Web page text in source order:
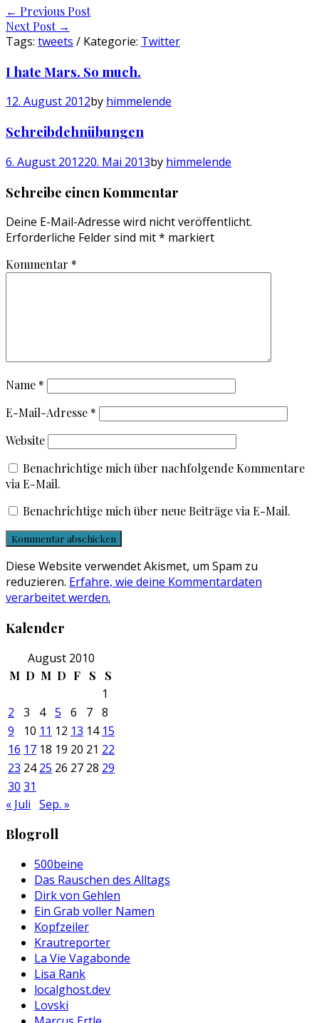
Post
navigation
← Previous Post
Next Post →
Tags: tweets / Kategorie: Twitter
I hate Mars. So much.
12. August 2012by himmelende
Schreibdehnübungen
6. August 201220. Mai 2013by himmelende
Schreibe einen Kommentar
Deine E-Mail-Adresse wird nicht veröffentlicht.
Erforderliche Felder sind mit* markiert
Kommentar *
Name *
E-Mail-Adresse *
Website
Benachrichtige mich über nachfolgende Kommentare
via E-Mail.
Benachrichtige mich über neue Beiträge via E-Mail.
Diese Website verwendet Akismet, um Spam zu
reduzieren. Erfahre, wie deine Kommentardaten
verarbeitet werden.
Kalender
August 2010
M D M D F S S
1
2
3 4 5 6 7 8
9
10 11 12 13 14 15
16 17 18 19 20 21 22
23 24 25 26 27 28 29
30 31
« Juli Sep. »
Blogroll
500beine
Das Rauschen des Alltags
Dirk von Gehlen
Ein Grab voller Namen
Kopfzeiler
Krautreporter
La Vie Vagabonde
Lisa Rank
localghost.dev
Lovski